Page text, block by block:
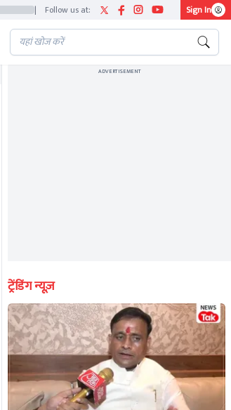
| Follow us at: Sign In
ADVERTISEMENT
ट्रेंडिंग न्यूज़